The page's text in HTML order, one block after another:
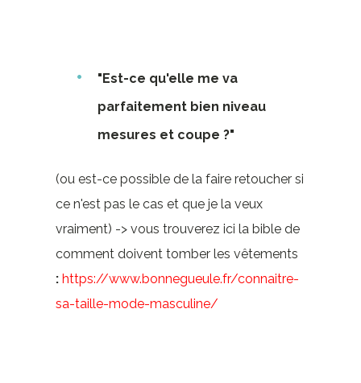
"Est-ce qu'elle me va
parfaitement bien niveau
mesures et coupe ?"
(ou est-ce possible de la faire retoucher si
ce n'est pas le cas et que je la veux
vraiment) -> vous trouverez ici la bible de
comment doivent tomber les vêtements
: https://www.bonnegueule.fr/connaitre-
sa-taille-mode-masculine/